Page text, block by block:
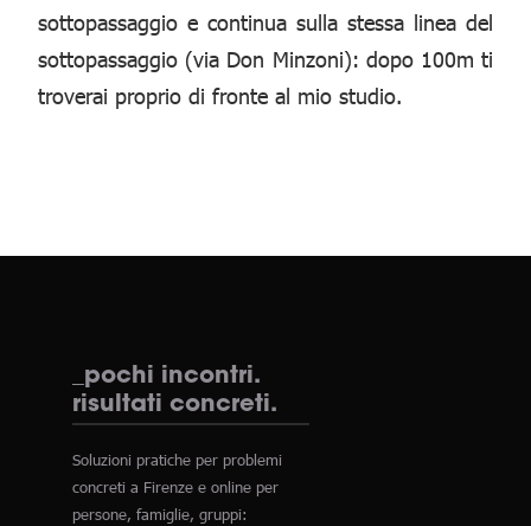
sottopassaggio e continua sulla stessa linea del
sottopassaggio (via Don Minzoni): dopo 100m ti
troverai proprio di fronte al mio studio.
_pochi incontri.
risultati concreti.
Soluzioni pratiche per problemi
concreti a Firenze e online per
persone, famiglie, gruppi: